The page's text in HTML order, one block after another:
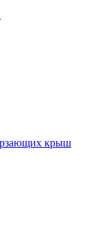
крыш